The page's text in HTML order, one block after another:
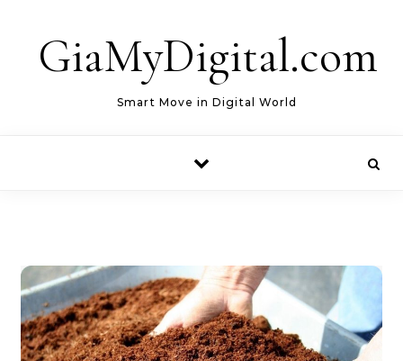
GiaMyDigital.com
Smart Move in Digital World